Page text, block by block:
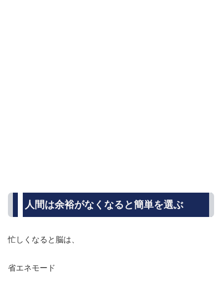
人間は余裕がなくなると簡単を選ぶ
忙しくなると脳は、
省エネモード